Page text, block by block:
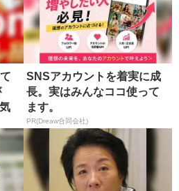
SNSアカウントを着実に成
長。実はみんなココ使って
ます。
PR(Dreaw合同会社)